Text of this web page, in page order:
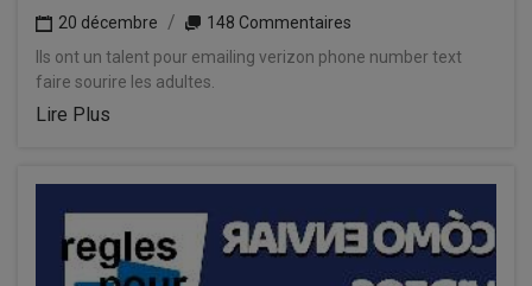
20 décembre
148 Commentaires
Ils ont un talent pour emailing verizon phone number text
faire sourire les adultes.
Lire Plus